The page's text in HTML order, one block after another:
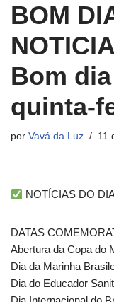
BOM
Bom
quinta-
por Vavá da Luz 11
NOTÍCIAS DO
DATAS
Abertura da Copa do
Dia da Marinha
Dia do Educador